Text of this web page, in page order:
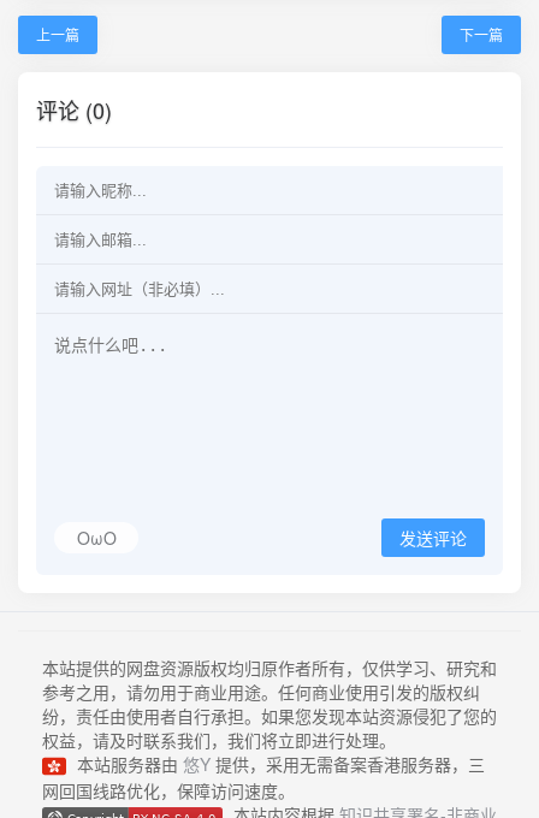
上一篇 下一篇
评论 (0)
OωO 发送评论
本站提供的网盘资源版权均归原作者所有，仅供学习、研究和
参考之用，请勿用于商业用途。任何商业使用引发的版权纠
纷，责任由使用者自行承担。如果您发现本站资源侵犯了您的
权益，请及时联系我们，我们将立即进行处理。
本站服务器由 悠Y 提供，采用无需备案香港服务器，三
网回国线路优化，保障访问速度。